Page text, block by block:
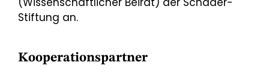
Stiftung an.
Kooperationspartner